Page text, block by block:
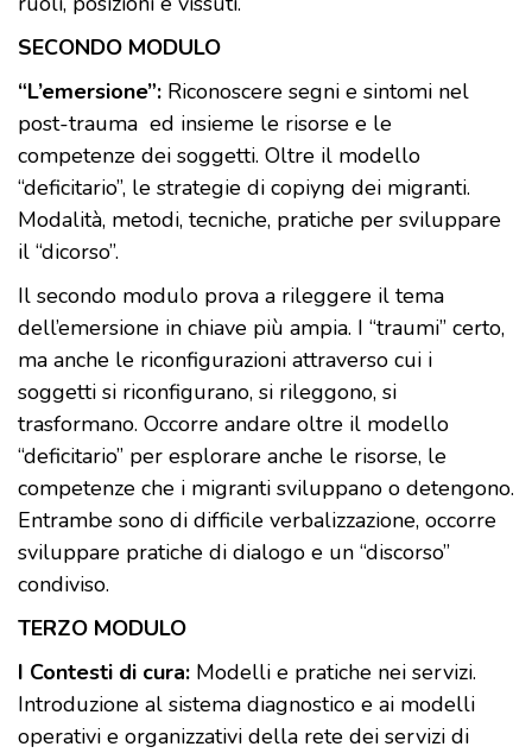
SECONDO MODULO
“L’emersione”: Riconoscere segni e sintomi nel
post-trauma ed insieme le risorse e le
competenze dei soggetti. Oltre il modello
“deficitario”, le strategie di copiyng dei migranti.
Modalità, metodi, tecniche, pratiche per sviluppare
il “dicorso”.
Il secondo modulo prova a rileggere il tema
dell’emersione in chiave più ampia. I “traumi” certo,
ma anche le riconfigurazioni attraverso cui i
soggetti si riconfigurano, si rileggono, si
trasformano. Occorre andare oltre il modello
“deficitario” per esplorare anche le risorse, le
competenze che i migranti sviluppano o detengono.
Entrambe sono di difficile verbalizzazione, occorre
sviluppare pratiche di dialogo e un “discorso”
condiviso.
TERZO MODULO
I Contesti di cura: Modelli e pratiche nei servizi.
Introduzione al sistema diagnostico e ai modelli
operativi e organizzativi della rete dei servizi di